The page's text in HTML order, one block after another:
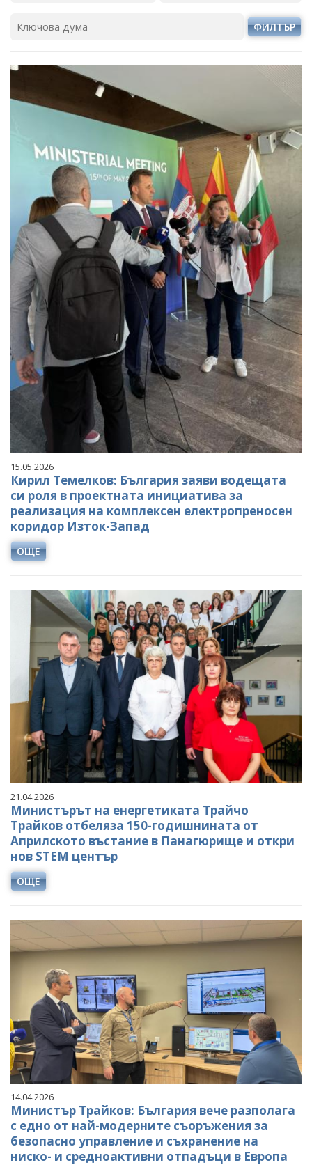
ФИЛТЪР
15.05.2026
Кирил Темелков: България заяви водещата
си роля в проектната инициатива за
реализация на комплексен електропреносен
коридор Изток-Запад
ОЩЕ
21.04.2026
Министърът на енергетиката Трайчо
Трайков отбеляза 150-годишнината от
Априлското въстание в Панагюрище и откри
нов STEM център
ОЩЕ
14.04.2026
Министър Трайков: България вече разполага
с едно от най-модерните съоръжения за
безопасно управление и съхранение на
ниско- и средноактивни отпадъци в Европа